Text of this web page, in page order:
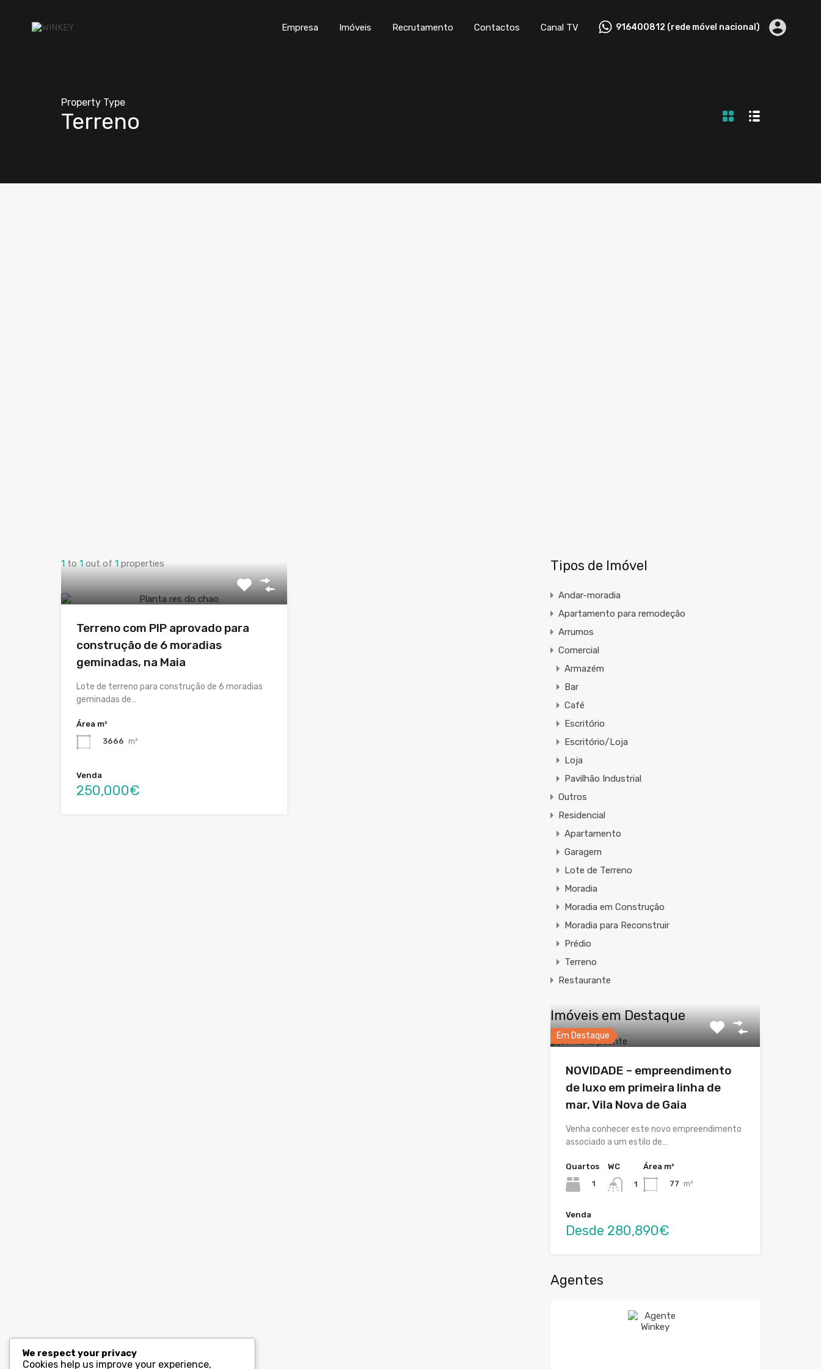
Empresa Imóveis Recrutamento Contactos Canal TV 916400812 (rede móvel nacional)
Empresa Imóveis Recrutamento Contactos Canal TV 916400812 (rede móvel nacional)
Property Type
Terreno
1 to 1 out of 1 properties
Terreno com PIP aprovado para
construção de 6 moradias
geminadas, na Maia
Lote de terreno para construção de 6 moradias
geminadas de…
Área m²
3666 m²
Venda
250,000€
Tipos de Imóvel
Andar-moradia
Apartamento para remodeção
Arrumos
Comercial
Armazém
Bar
Café
Escritório
Escritório/Loja
Loja
Pavilhão Industrial
Outros
Residencial
Apartamento
Garagem
Lote de Terreno
Moradia
Moradia em Construção
Moradia para Reconstruir
Prédio
Terreno
Restaurante
Imóveis em Destaque
Em Destaque
NOVIDADE – empreendimento
de luxo em primeira linha de
mar, Vila Nova de Gaia
Venha conhecer este novo empreendimento
associado a um estilo de…
Quartos
1
WC
1
Área m²
77 m²
Venda
Desde 280,890€
Agentes
We respect your privacy
Cookies help us improve your experience,